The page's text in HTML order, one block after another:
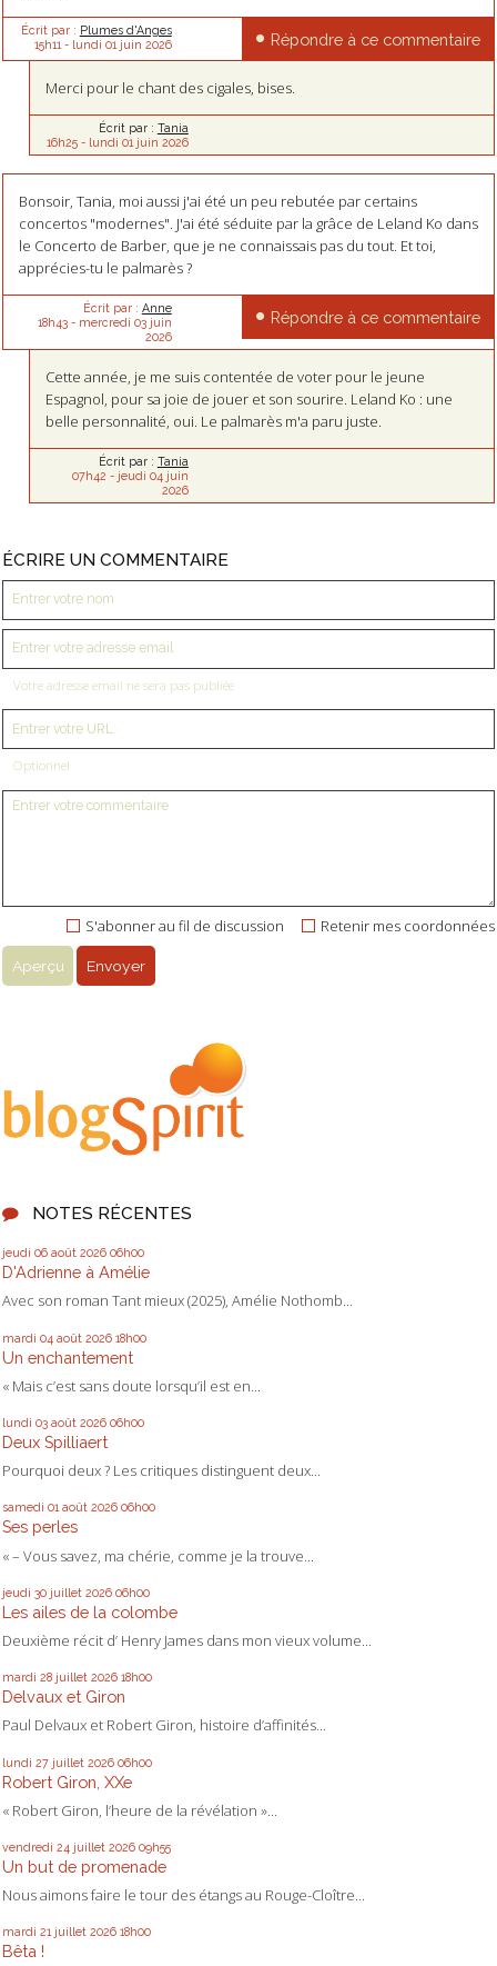
NOTES RÉCENTES
jeudi 06 août 2026 06h00
D'Adrienne à Amélie
Avec son roman Tant mieux (2025), Amélie Nothomb...
mardi 04 août 2026 18h00
Un enchantement
« Mais c’est sans doute lorsqu’il est en...
lundi 03 août 2026 06h00
Deux Spilliaert
Pourquoi deux ? Les critiques distinguent deux...
samedi 01 août 2026 06h00
Ses perles
« – Vous savez, ma chérie, comme je la trouve...
jeudi 30 juillet 2026 06h00
Les ailes de la colombe
Deuxième récit d’ Henry James dans mon vieux volume...
mardi 28 juillet 2026 18h00
Delvaux et Giron
Paul Delvaux et Robert Giron, histoire d’affinités...
lundi 27 juillet 2026 06h00
Robert Giron, XXe
« Robert Giron, l’heure de la révélation »...
vendredi 24 juillet 2026 09h55
Un but de promenade
Nous aimons faire le tour des étangs au Rouge-Cloître...
mardi 21 juillet 2026 18h00
Bêta !
Écrit par : Plumes d'Anges
15h11 - lundi 01 juin 2026 Répondre à ce commentaire
Merci pour le chant des cigales, bises.
Écrit par : Tania
16h25- lundi 01 juin 2026
Bonsoir, Tania, moi aussi j'ai été un peu rebutée par certains
concertos "modernes". J'ai été séduite par la grâce de Leland Ko dans
le Concerto de Barber, que je ne connaissais pas du tout. Et toi,
apprécies-tu le palmarès ?
Écrit par : Anne
18h43- mercredi 03 juin
2026
Répondre à ce commentaire
Cette année, je me suis contentée de voter pour le jeune
Espagnol, pour sa joie de jouer et son sourire. Leland Ko : une
belle personnalité, oui. Le palmarès m'a paru juste.
Écrit par : Tania
07h42 - jeudi 04 juin
2026
ÉCRIRE UN COMMENTAIRE
Votre adresse email ne sera pas publiée
Optionnel
Retenir mes coordonnées
S'abonner au fil de discussion